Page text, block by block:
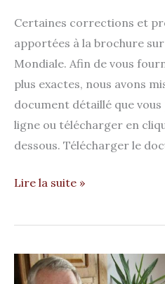
Certaines corrections et
apportées à la brochure
Mondiale. Afin de vous
plus exactes, nous avons
document détaillé que
ligne ou télécharger en
dessous. Télécharger le
Lire la suite »
La